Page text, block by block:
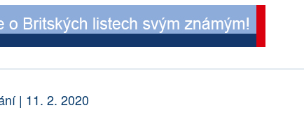
| 11. 2. 2020